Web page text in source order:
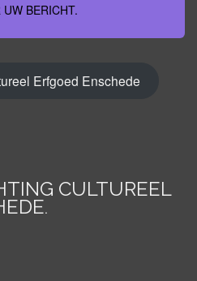
BERICHT.
Erfgoed Enschede
CULTUREEL
.